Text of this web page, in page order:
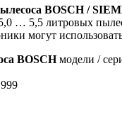
BOSCH /
… 5,5 литровых
могут
BOSCHмодели /